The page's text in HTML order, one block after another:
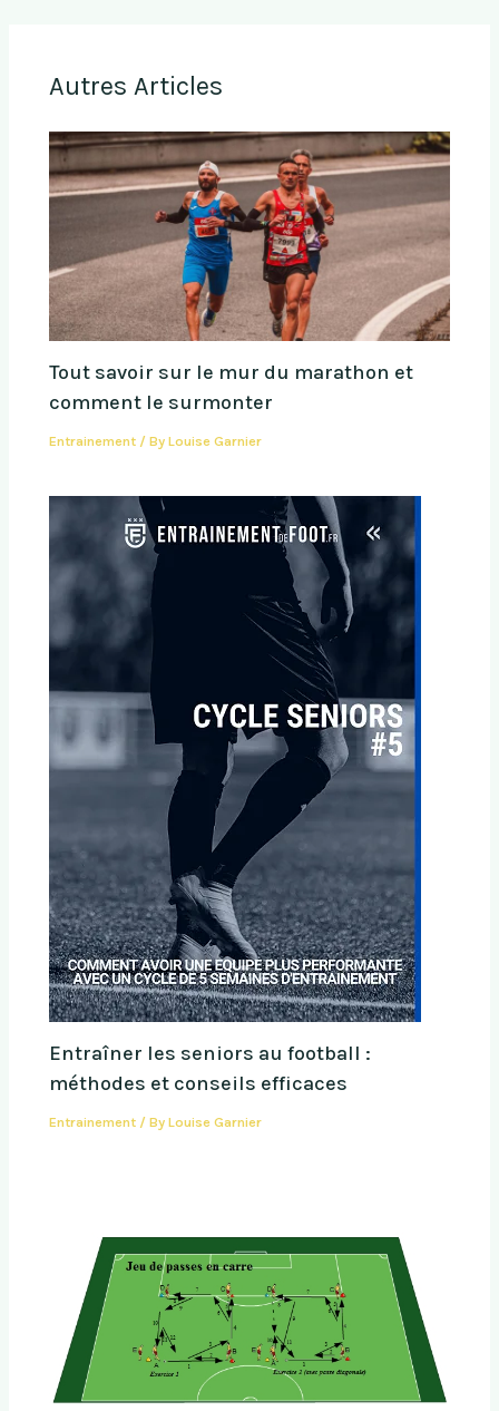
Autres Articles
Tout savoir sur le mur du marathon et
comment le surmonter
Entrainement / ByLouise Garnier
Entraîner les seniors au football :
méthodes et conseils efficaces
Entrainement / ByLouise Garnier